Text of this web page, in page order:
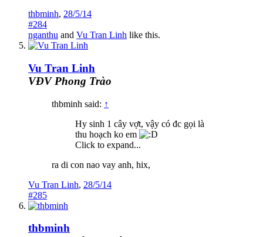
thbminh, 28/5/14
#284
nganthu and Vu Tran Linh like this.
Vu Tran Linh
VĐV Phong Trào
thbminh said: ↑
Hy sinh 1 cây vợt, vậy có đc gọi là
thu hoạch ko em
Click to expand...
ra di con nao vay anh, hix,
Vu Tran Linh, 28/5/14
#285
thbminh